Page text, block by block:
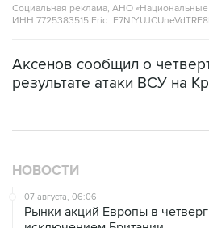
Социальная реклама, АНО «Национальные
ИНН 7725383515 Erid:
Аксенов сообщил о
результате атаки ВСУ на
НОВОСТИ
07 августа, 06:06
Рынки акций Европы в